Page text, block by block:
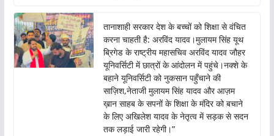
तानाशाही सरकार देश के बच्चों को शिक्षा से वंचित
करना चाहती है: अरविंद यादव।मुलायम सिंह यूथ
ब्रिगेड के राष्ट्रीय महासचिव अरविंद यादव जौहर
यूनिवर्सिटी में छात्रों के आंदोलन में पहुंचे।नक्शे के
बहाने यूनिवर्सिटी को नुकसान पहुँचाने की
साज़िश,नेताजी मुलायम सिंह यादव और आज़म
ख़ान साहब के सपनों के शिक्षा के मंदिर को बचाने
के लिए अखिलेश यादव के नेतृत्व में सड़क से सदन
तक लड़ाई जारी रहेगी।”